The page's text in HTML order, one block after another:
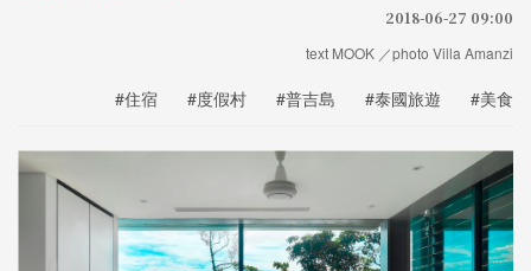
2018-06-27 09:00
text MOOK ／photo Villa Amanzi
#住宿 #度假村 #普吉島 #泰國旅遊 #美食